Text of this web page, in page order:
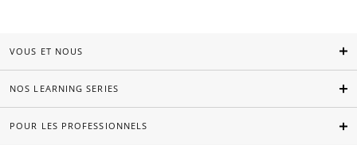
VOUS ET NOUS
NOS LEARNING SERIES
POUR LES PROFESSIONNELS